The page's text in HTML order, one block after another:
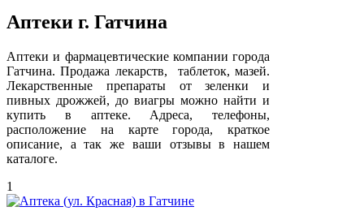
Аптеки г. Гатчина
Аптеки и фармацевтические компании города
Гатчина. Продажа лекарств, таблеток, мазей.
Лекарственные препараты от зеленки и
пивных дрожжей, до виагры можно найти и
купить в аптеке. Адреса, телефоны,
расположение на карте города, краткое
описание, а так же ваши отзывы в нашем
каталоге.
1